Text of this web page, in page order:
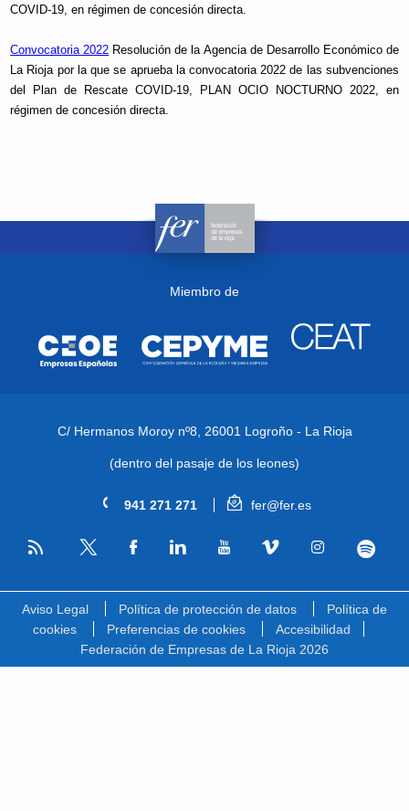
COVID-19, en régimen de concesión directa.
Convocatoria 2022 Resolución de la Agencia de Desarrollo Económico de
La Rioja por la que se aprueba la convocatoria 2022 de las subvenciones
del Plan de Rescate COVID-19, PLAN OCIO NOCTURNO 2022, en
régimen de concesión directa.
Miembro de
C/ Hermanos Moroy nº8, 26001 Logroño - La Rioja
(dentro del pasaje de los leones)
941 271 271 fer@fer.es
RSS
Aviso Legal Política de protección de datos
Política de
cookies
Preferencias de cookies
Accesibilidad
Federación de Empresas de La Rioja 2026